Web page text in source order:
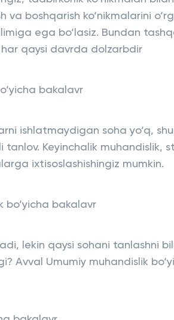
va boshqarish ko‘nikmalarini
ega bo‘lasiz. Bundan
qaysi davrda dolzarbdir
bakalavr
ishlatmaydigan soha yo‘q,
Keyinchalik muhandislik,
ixtisoslashishingiz mumkin.
bo‘yicha bakalavr
lekin qaysi sohani tanlashni
Avval Umumiy muhandislik